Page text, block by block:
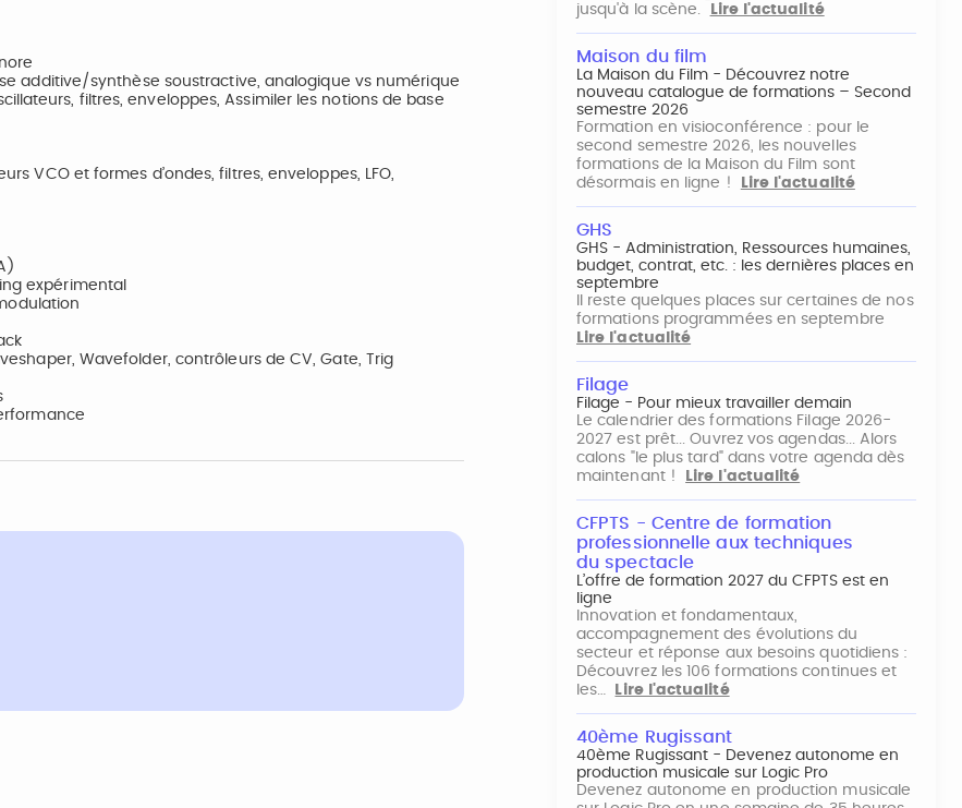
additive/synthèse soustractive, analogique vs numérique
filtres, enveloppes, Assimiler les notions de base
VCO et formes d’ondes, filtres, enveloppes, LFO,
expérimental
Wavefolder, contrôleurs de CV, Gate, Trig
jusqu'à la scène.
Lire l'actualité
Maison du film
La Maison du Film - Découvrez notre
nouveau catalogue de formations – Second
semestre 2026
Formation en visioconférence : pour le
second semestre 2026, les nouvelles
formations de la Maison du Film sont
désormais en ligne !
Lire l'actualité
GHS
GHS - Administration, Ressources humaines,
budget, contrat, etc. : les dernières places en
septembre
Il reste quelques places sur certaines de nos
formations programmées en septembre
Lire l'actualité
Filage
Filage - Pour mieux travailler demain
Le calendrier des formations Filage 2026-
2027 est prêt... Ouvrez vos agendas... Alors
calons "le plus tard" dans votre agenda dès
maintenant !
Lire l'actualité
CFPTS - Centre de formation
professionnelle aux techniques
du spectacle
L’offre de formation 2027 du CFPTS est en
ligne
Innovation et fondamentaux,
accompagnement des évolutions du
secteur et réponse aux besoins quotidiens :
Découvrez les 106 formations continues et
les…
Lire l'actualité
40ème Rugissant
40ème Rugissant - Devenez autonome en
production musicale sur Logic Pro
Devenez autonome en production musicale